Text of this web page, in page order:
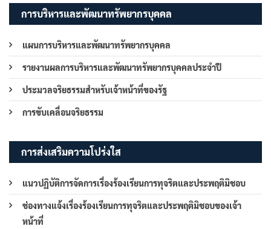
การบริหารและพัฒนาทรัพยากรบุคคล
แผนการบริหารและพัฒนาทรัพยากรบุคคล
รายงานผลการบริหารและพัฒนาทรัพยากรบุคคลประจำปี
ประมวลจริยธรรมสำหรับเจ้าหน้าที่ของรัฐ
การขับเคลื่อนจริยธรรม
การส่งเสริมความโปร่งใส
แนวปฏิบัติการจัดการเรื่องร้องเรียนการทุจริตและประพฤติมิชอบ
ช่องทางแจ้งเรื่องร้องเรียนการทุจริตและประพฤติมิชอบของเจ้า
หน้าที่